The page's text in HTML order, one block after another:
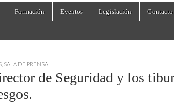
Formación Eventos Legislación Contacto
SALA DE PRENSA
de Seguridad y los